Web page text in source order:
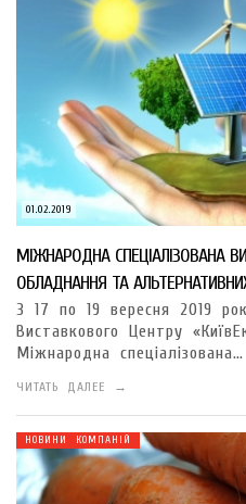
01.02.2019
МІЖНАРОДНА СПЕЦІАЛІЗОВАНА
ОБЛАДНАННЯ ТА
З 17 по 19 вересня 2019
Виставкового Центру
Міжнародна спеціалізована…
ЧИТАТЬ ДАЛЕЕ →
НОВИНИ КОМПАНІЙ